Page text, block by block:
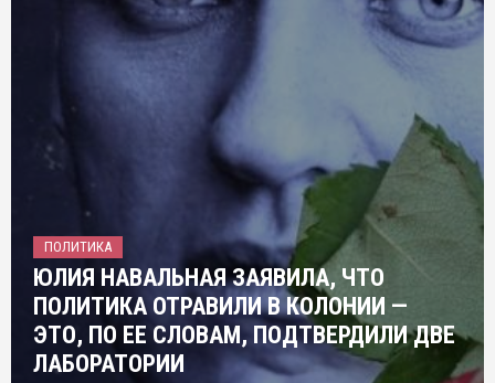
ПОЛИТИКА
ЮЛИЯ НАВАЛЬНАЯ ЗАЯВИЛА, ЧТО
ПОЛИТИКА ОТРАВИЛИ В КОЛОНИИ —
ЭТО, ПО ЕЕ СЛОВАМ, ПОДТВЕРДИЛИ ДВЕ
ЛАБОРАТОРИИ